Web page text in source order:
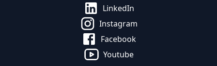
LinkedIn
Instagram
Facebook
Youtube